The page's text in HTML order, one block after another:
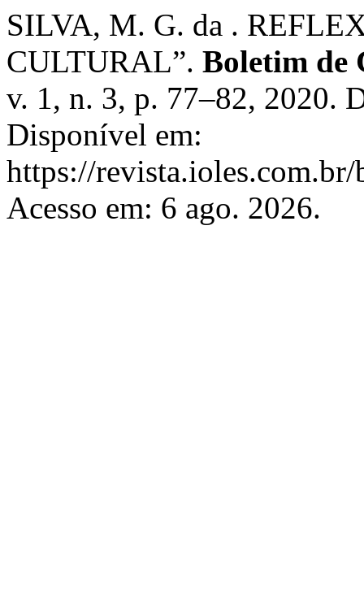
SILVA, M. G. da .
CULTURAL”. Boletim de
v. 1, n. 3, p. 77–82, 2020.
Disponível em:
https://
Acesso em: 6 ago. 2026.